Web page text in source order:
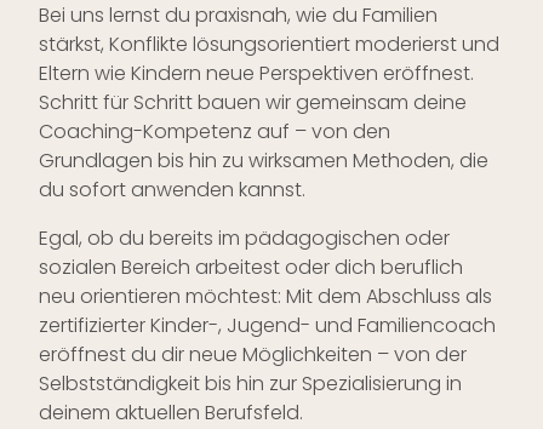
Bei uns lernst du praxisnah, wie du Familien
stärkst, Konflikte lösungsorientiert moderierst und
Eltern wie Kindern neue Perspektiven eröffnest.
Schritt für Schritt bauen wir gemeinsam deine
Coaching-Kompetenz auf – von den
Grundlagen bis hin zu wirksamen Methoden, die
du sofort anwenden kannst.
Egal, ob du bereits im pädagogischen oder
sozialen Bereich arbeitest oder dich beruflich
neu orientieren möchtest: Mit dem Abschluss als
zertifizierter Kinder-, Jugend- und Familiencoach
eröffnest du dir neue Möglichkeiten – von der
Selbstständigkeit bis hin zur Spezialisierung in
deinem aktuellen Berufsfeld.